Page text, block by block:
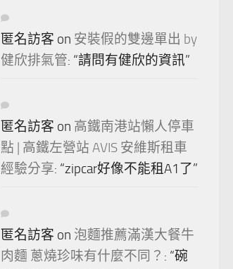
匿名訪客 on 安裝假的雙邊單出 by
健欣排氣管: “請問有健欣的資訊”
匿名訪客 on 高鐵南港站懶人停車
點 | 高鐵左營站 AVIS 安維斯租車
經驗分享: “zipcar好像不能租A1了”
匿名訪客 on 泡麵推薦滿漢大餐牛
肉麵 蔥燒珍味有什麼不同？ : “碗